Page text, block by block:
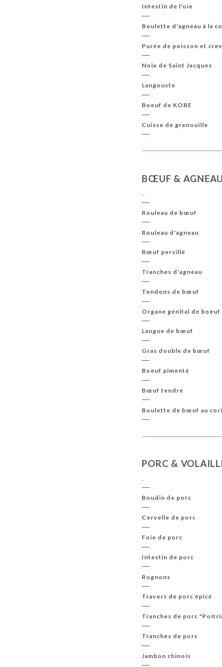
Intestin de l'oie
Boulette d'agneau à la
Purée de poisson et
Noix de Saint Jacques
Langouste
Boeuf de KOBE
Cuisse de grenouille
BŒUF & AGNEAU
.
Rouleau de bœuf
Rouleau d'agneau
Bœuf persillé
Tranches d'agneau
Tendons de bœuf
Organe génital de boeuf
Langue de bœuf
Gras double de bœuf
Boeuf pimenté
Bœuf tendre
Boulette de bœuf au
PORC &
.
Boudin de porc
Cervelle de porc
Foie de porc
Intestin de porc
Rognons
Travers de porc épicé
Tranches de porc
Tranches de porc
Jambon chinois